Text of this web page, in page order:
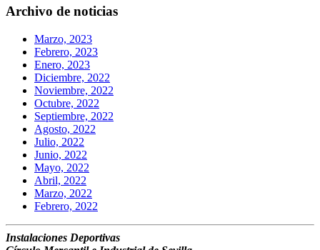
Archivo de noticias
Marzo, 2023
Febrero, 2023
Enero, 2023
Diciembre, 2022
Noviembre, 2022
Octubre, 2022
Septiembre, 2022
Agosto, 2022
Julio, 2022
Junio, 2022
Mayo, 2022
Abril, 2022
Marzo, 2022
Febrero, 2022
Instalaciones Deportivas